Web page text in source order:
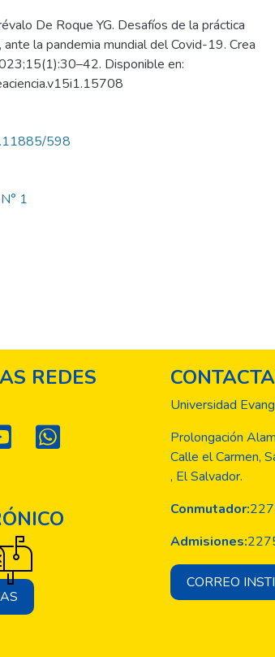
De Roque YG. Desafíos de la práctica
la pandemia mundial del Covid-19. Crea
Disponible en:
598
1
REDES
Universidad
Prolongación
Calle el Carmen,
, El Salvador.
Conmutador:
Admisiones:
CORREO